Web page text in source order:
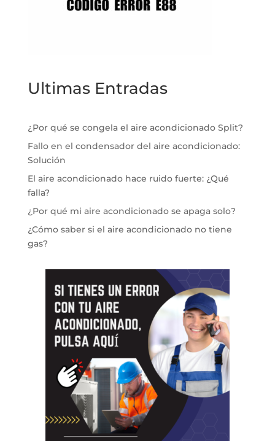
Ultimas Entradas
¿Por qué se congela el aire acondicionado Split?
Fallo en el condensador del aire acondicionado:
Solución
El aire acondicionado hace ruido fuerte: ¿Qué
falla?
¿Por qué mi aire acondicionado se apaga solo?
¿Cómo saber si el aire acondicionado no tiene
gas?